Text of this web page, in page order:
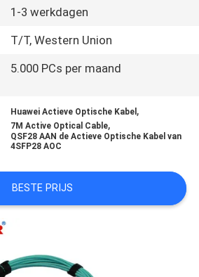
1-3 werkdagen
T/T, Western Union
5.000 PCs per maand
Huawei Actieve Optische Kabel ,
7M Active Optical Cable,
QSF28 AAN de Actieve Optische Kabel van
4SFP28 AOC
BESTE PRIJS